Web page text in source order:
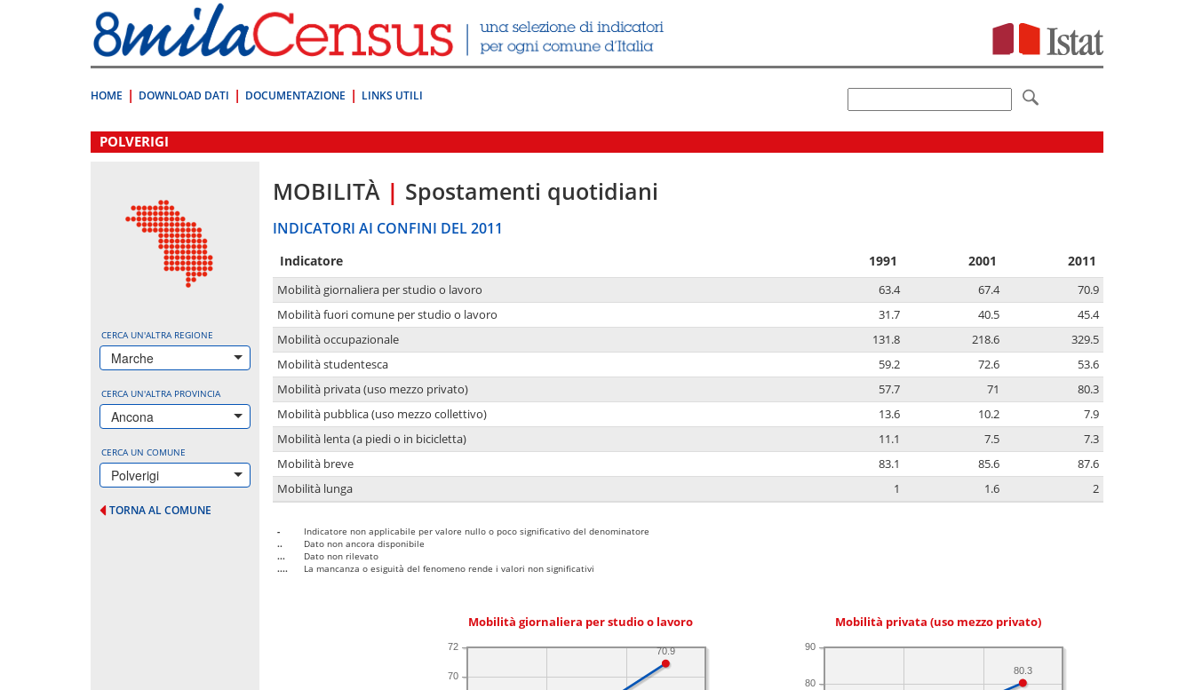
direttamente
a:
Contenuto
HOME DOWNLOAD DATI DOCUMENTAZIONE LINKS UTILI
.
POLVERIGI
CERCA UN'ALTRA REGIONE
Marche
CERCA UN'ALTRA PROVINCIA
Ancona
CERCA UN COMUNE
Polverigi
TORNA AL COMUNE
MOBILITÀ | Spostamenti quotidiani
INDICATORI AI CONFINI DEL 2011
Indicatore 1991 2001 2011
Mobilità giornaliera per studio o lavoro 63.4 67.4
70.9
Mobilità fuori comune per studio o lavoro
31.7 40.5
45.4
Mobilità occupazionale
131.8 218.6
329.5
Mobilità studentesca
59.2 72.6
53.6
Mobilità privata (uso mezzo privato)
57.7 71
80.3
Mobilità pubblica (uso mezzo collettivo)
13.6 10.2
7.9
Mobilità lenta (a piedi o in bicicletta)
11.1 7.5
7.3
Mobilità breve
83.1 85.6
87.6
Mobilità lunga
1 1.6 2
-
Indicatore non applicabile per valore nullo o poco significativo del denominatore
..
Dato non ancora disponibile
...
Dato non rilevato
....
La mancanza o esiguità del fenomeno rende i valori non significativi
Mobilità giornaliera per studio o lavoro
70
72 70.9
Mobilità privata (uso mezzo privato)
80
90
80.3